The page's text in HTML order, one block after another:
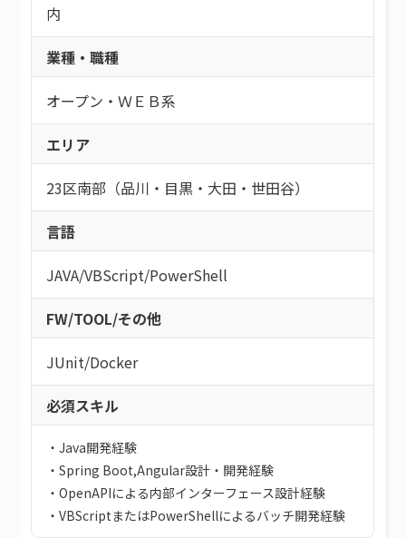
必要スキル
持ち帰り・在宅(テレワーク)
フレックス
短期間（3ヶ月以内）
短時間（主婦＆主夫向け）
こだわり
直請け案件
ロースキルOK
低マージン率（10％以下）
高額手取り（80万以上）
服装自由
シニア歓迎
外国籍OK
語学力を活かす
社保あり
社員登用あり
フリーワード
案件開始日
検索する
内
業種・職種
オープン・ＷＥＢ系
エリア
23区南部（品川・目黒・大田・世田谷）
言語
JAVA/VBScript/PowerShell
FW/TOOL/その他
JUnit/Docker
必須スキル
・Java開発経験
・Spring Boot,Angular設計・開発経験
・OpenAPIによる内部インターフェース設計経験
・VBScriptまたはPowerShellによるバッチ開発経験